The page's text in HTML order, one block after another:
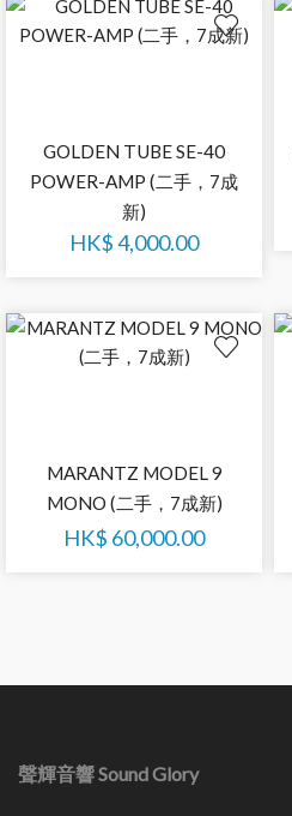
GOLDEN TUBE SE-40
POWER-AMP (二手，7成
新)
HK$4,000.00
MARANTZ MODEL 9
MONO (二手，7成新)
HK$ 60,000.00
聲輝音響 Sound Glory